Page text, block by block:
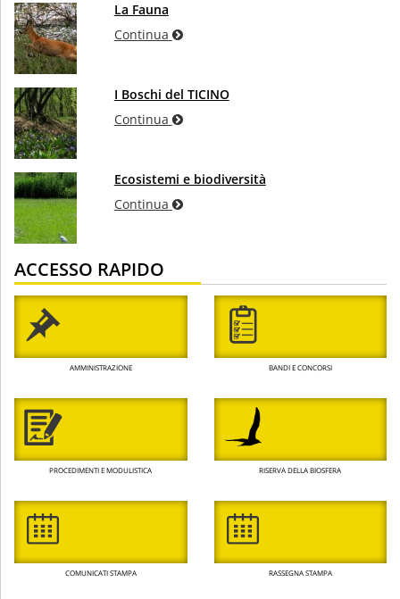
La Fauna
Continua
I Boschi del TICINO
Continua
Ecosistemi e biodiversità
Continua
ACCESSO RAPIDO
AMMINISTRAZIONE BANDI E CONCORSI
PROCEDIMENTI E MODULISTICA RISERVA DELLA BIOSFERA
COMUNICATI STAMPA RASSEGNA STAMPA